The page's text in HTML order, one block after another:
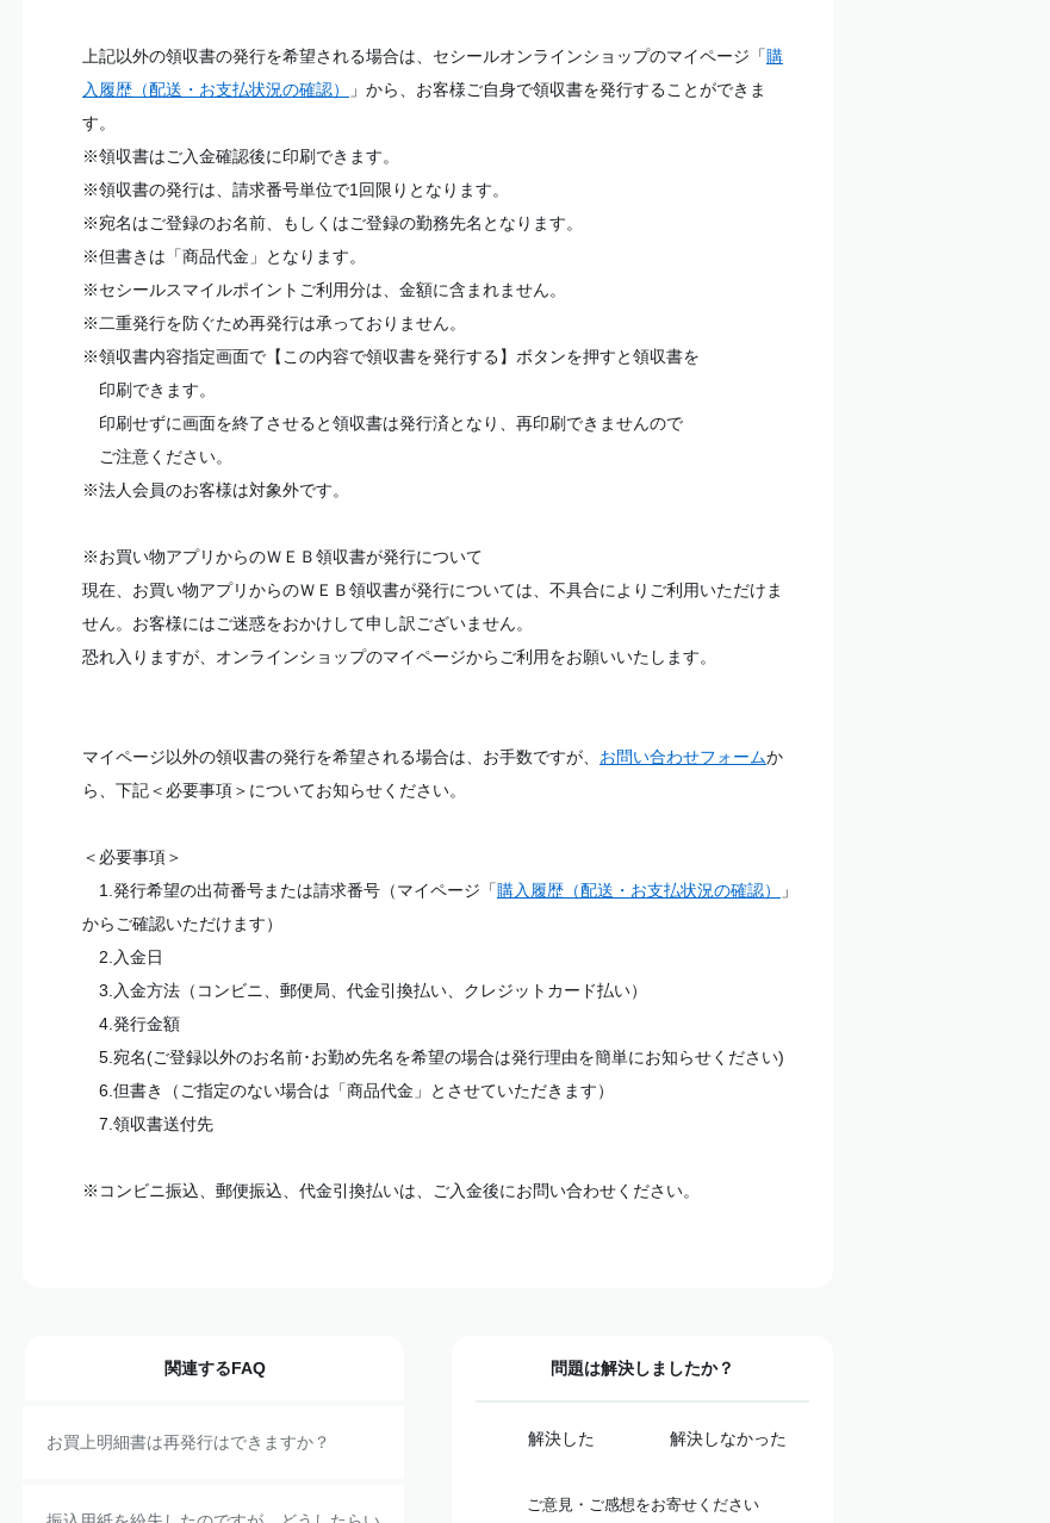
上記以外の領収書の発行を希望される場合は、セシールオンラインショップのマイページ「購
入履歴（配送・お支払状況の確認）
」から、お客様ご自身で領収書を発行することができま
す。
※領収書はご入金確認後に印刷できます。
※領収書の発行は、請求番号単位で1回限りとなります。
※宛名はご登録のお名前、もしくはご登録の勤務先名となります。
※但書きは「商品代金」となります。
※セシールスマイルポイントご利用分は、金額に含まれません。
※二重発行を防ぐため再発行は承っておりません。
※領収書内容指定画面で【この内容で領収書を発行する】ボタンを押すと領収書を
印刷できます。
印刷せずに画面を終了させると領収書は発行済となり、再印刷できませんので
ご注意ください。
※法人会員のお客様は対象外です。
※お買い物アプリからのＷＥＢ領収書が発行について
現在、お買い物アプリからのＷＥＢ領収書が発行については、不具合によりご利用いただけま
せん。お客様にはご迷惑をおかけして申し訳ございません。
恐れ入りますが、オンラインショップのマイページからご利用をお願いいたします。
マイページ以外の領収書の発行を希望される場合は、お手数ですが、 お問い合わせフォームか
ら、下記＜必要事項＞についてお知らせください。
＜必要事項＞
1.発行希望の出荷番号または請求番号（マイページ「購入履歴（配送・お支払状況の確認）
」
からご確認いただけます）
2.入金日
3.入金方法（コンビニ、郵便局、代金引換払い、クレジットカード払い）
4.発行金額
5.宛名(ご登録以外のお名前･お勤め先名を希望の場合は発行理由を簡単にお知らせください)
6.但書き（ご指定のない場合は「商品代金」とさせていただきます）
7.領収書送付先
※コンビニ振込、郵便振込、代金引換払いは、ご入金後にお問い合わせください。
関連するFAQ
お買上明細書は再発行はできますか？
問題は解決しましたか？
解決した 解決しなかった
ご意見・ご感想をお寄せください